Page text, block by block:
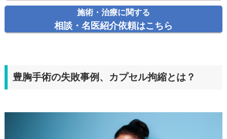
施術・治療に関する
相談・名医紹介依頼はこちら
豊胸手術の失敗事例、カプセル拘縮とは？